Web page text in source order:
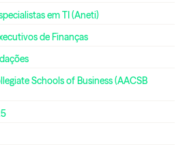
em TI (Aneti)
de Finanças
Schools of Business (AACSB